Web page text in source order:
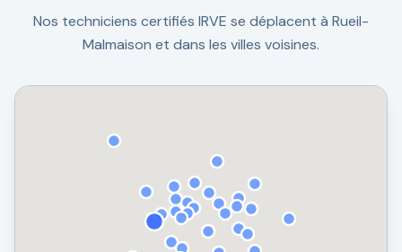
Nos techniciens certifiés IRVE se déplacent à Rueil-
Malmaison et dans les villes voisines.